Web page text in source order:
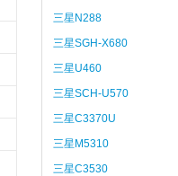
三星N288
三星SGH-X680
三星U460
三星SCH-U570
三星C3370U
三星M5310
三星C3530